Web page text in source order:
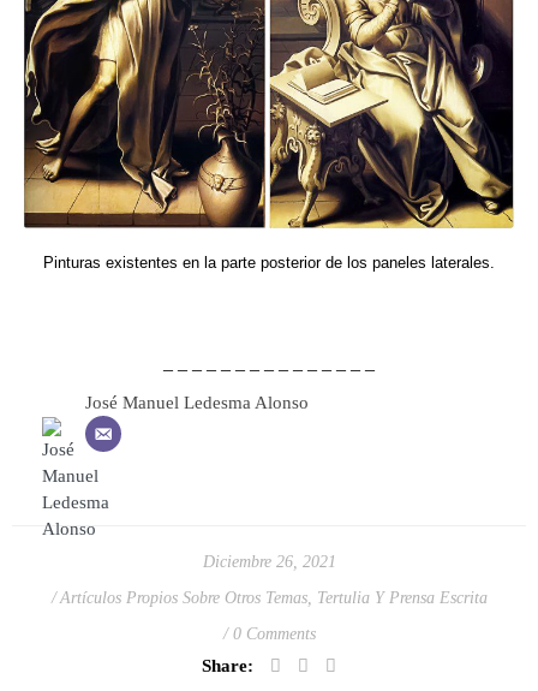
Pinturas existentes en la parte posterior de los paneles laterales.
– – – – – – – – – – – – – – –
José Manuel Ledesma Alonso
Diciembre 26, 2021
Artículos Propios Sobre Otros Temas, Tertulia Y Prensa Escrita
0 Comments
Share: